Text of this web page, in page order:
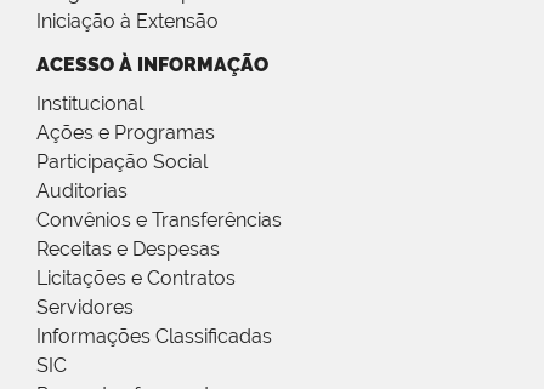
Iniciação à Extensão
ACESSO À INFORMAÇÃO
Institucional
Ações e Programas
Participação Social
Auditorias
Convênios e Transferências
Receitas e Despesas
Licitações e Contratos
Servidores
Informações Classificadas
SIC